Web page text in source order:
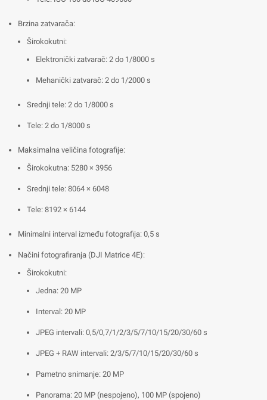
Brzina zatvarača:
Širokokutni:
Elektronički zatvarač: 2 do 1/8000 s
Mehanički zatvarač: 2 do 1/2000 s
Srednji tele: 2 do 1/8000 s
Tele: 2 do 1/8000 s
Maksimalna veličina fotografije:
Širokokutna: 5280 × 3956
Srednji tele: 8064 × 6048
Tele: 8192 × 6144
Minimalni interval između fotografija: 0,5 s
Načini fotografiranja (DJI Matrice 4E):
Širokokutni:
Jedna: 20 MP
Interval: 20 MP
JPEG intervali: 0,5/0,7/1/2/3/5/7/10/15/20/30/60 s
JPEG + RAW intervali: 2/3/5/7/10/15/20/30/60 s
Pametno snimanje: 20 MP
Panorama: 20 MP (nespojeno), 100 MP (spojeno)